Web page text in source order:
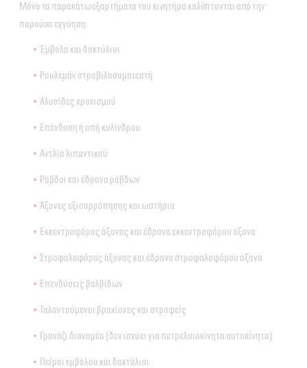
Μόνο τα παρακάτω εξαρτήματα του κινητήρα καλύπτονται από την
παρούσα εγγύηση:
Έμβολα και δακτύλιοι
Ρουλεμάν στροβιλοσυμπιεστή
Αλυσίδες χρονισμού
Επένδυση ή οπή κυλίνδρου
Αντλία λιπαντικού
Ράβδοι και έδρανα ράβδων
Άξονες εξισορρόπησης και ωστήρια
Εκκεντροφόρος άξονας και έδρανα εκκεντροφόρου άξονα
Στροφαλοφόρος άξονας και έδρανα στροφαλοφόρου άξονα
Επενδύσεις βαλβίδων
Ταλαντούμενοι βραχίονες και στροφείς
Γρανάζι διανομέα (δεν ισχύει για πετρελαιοκίνητα αυτοκίνητα)
Πείροι εμβόλου και δακτύλιοι